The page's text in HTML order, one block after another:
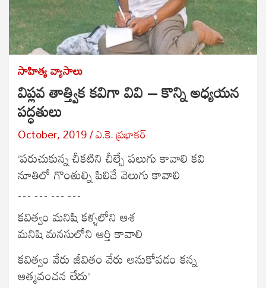
సాహిత్య వ్యాసాలు
విప్లవ తాత్త్విక కవిగా వివి – కొన్ని అధ్యయన
పద్ధతులు
October, 2019 ఎ.కె. ప్రభాకర్
‘పరుచుకున్న చీకటిని చీల్చే పలుగు కావాలి కవి
నూతిలో గొంతుల్ని పిలిచే వెలుగు కావాలి
… … … …
కవిత్వం మనిషి కళ్ళలోని ఆశ
మనిషి మనసులోని ఆర్తి కావాలి
కవిత్వం వేరు జీవితం వేరు అనుకోవడం కన్న
ఆత్మవంచన లేదు’